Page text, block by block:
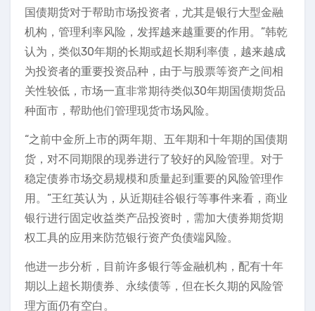
国债期货对于帮助市场投资者，尤其是银行大型金融
机构，管理利率风险，发挥越来越重要的作用。”韩乾
认为，类似30年期的长期或超长期利率债，越来越成
为投资者的重要投资品种，由于与股票等资产之间相
关性较低，市场一直非常期待类似30年期国债期货品
种面市，帮助他们管理现货市场风险。
“之前中金所上市的两年期、五年期和十年期的国债期
货，对不同期限的现券进行了较好的风险管理。对于
稳定债券市场交易规模和质量起到重要的风险管理作
用。”王红英认为，从近期硅谷银行等事件来看，商业
银行进行固定收益类产品投资时，需加大债券期货期
权工具的应用来防范银行资产负债端风险。
他进一步分析，目前许多银行等金融机构，配有十年
期以上超长期债券、永续债等，但在长久期的风险管
理方面仍有空白。